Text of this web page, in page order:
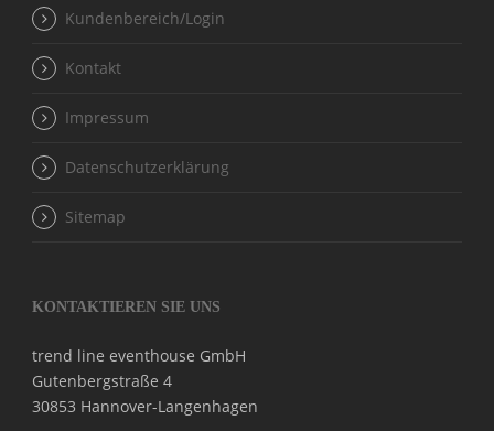
Kundenbereich/Login
Kontakt
Impressum
Datenschutzerklärung
Sitemap
KONTAKTIEREN SIE UNS
trend line eventhouse GmbH
Gutenbergstraße 4
30853 Hannover-Langenhagen